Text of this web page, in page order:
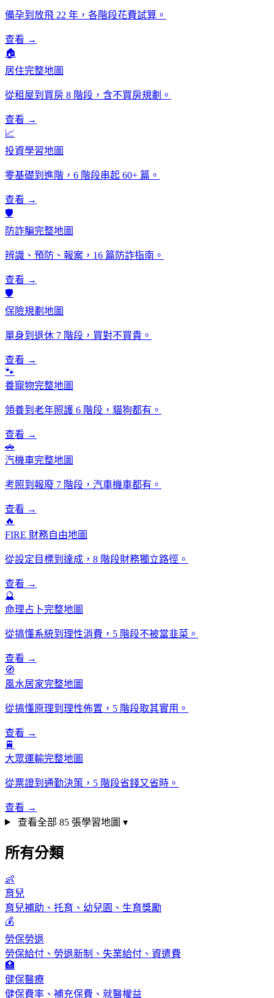
備孕到放飛 22 年，各階段花費試算。
查看 →
🏠
居住完整地圖
從租屋到買房 8 階段，含不買房規劃。
查看 →
📈
投資學習地圖
零基礎到進階，6 階段串起 60+ 篇。
查看 →
🛡️
防詐騙完整地圖
辨識、預防、報案，16 篇防詐指南。
查看 →
🛡️
保險規劃地圖
單身到退休 7 階段，買對不買貴。
查看 →
🐾
養寵物完整地圖
領養到老年照護 6 階段，貓狗都有。
查看 →
🚗
汽機車完整地圖
考照到報廢 7 階段，汽車機車都有。
查看 →
🔥
FIRE 財務自由地圖
從設定目標到達成，8 階段財務獨立路徑。
查看 →
🔮
命理占卜完整地圖
從搞懂系統到理性消費，5 階段不被當韭菜。
查看 →
🧭
風水居家完整地圖
從搞懂原理到理性佈置，5 階段取其實用。
查看 →
🚆
大眾運輸完整地圖
從票證到通勤決策，5 階段省錢又省時。
查看 →
查看全部 85 張學習地圖 ▾
所有分類
👶
育兒
育兒補助、托育、幼兒園、生育獎勵
💰
勞保勞退
勞保給付、勞退新制、失業給付、資遣費
🏥
健保醫療
健保費率、補充保費、就醫權益